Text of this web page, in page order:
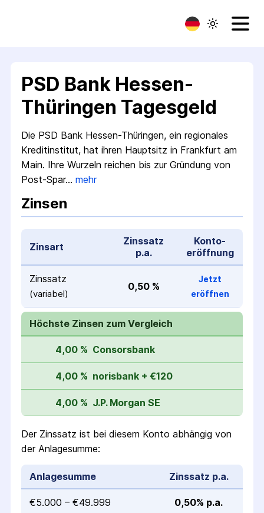
PSD Bank Hessen-
Thüringen Tagesgeld
Die PSD Bank Hessen-Thüringen, ein regionales
Kredit­institut, hat ihren Hauptsitz in Frankfurt am
Main. Ihre Wurzeln reichen bis zur Gründung von
Post-Spar… mehr
Zinsen
Zinsart
Zinssatz
p.a.
Konto­
eröffnung
Zinssatz
(variabel)
0,50 %
Jetzt
eröffnen
Höchste Zinsen zum Vergleich
4,00 % Consorsbank
4,00 % norisbank + €120
4,00 % J.P. Morgan SE
Der Zinssatz ist bei diesem Konto abhängig von
der Anlagesumme:
Anlagesumme Zinssatz p.a.
€5.000 – €49.999 0,50% p.a.